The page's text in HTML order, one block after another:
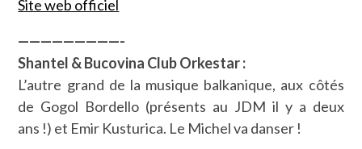
Site web officiel
—————————-
Shantel & Bucovina Club Orkestar :
L’autre grand de la musique balkanique, aux côtés
de Gogol Bordello (présents au JDM il y a deux
ans !) et Emir Kusturica. Le Michel va danser !